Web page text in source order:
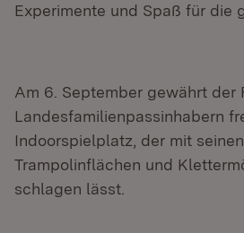
Experimente und Spaß für die
Am 6. September gewährt der
Landesfamilienpassinhabern
Indoorspielplatz, der mit
Trampolinflächen und
schlagen lässt.